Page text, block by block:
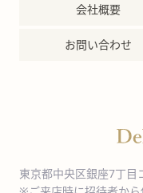
会社概要
お問い合わせ
東京都中央区銀座7丁目